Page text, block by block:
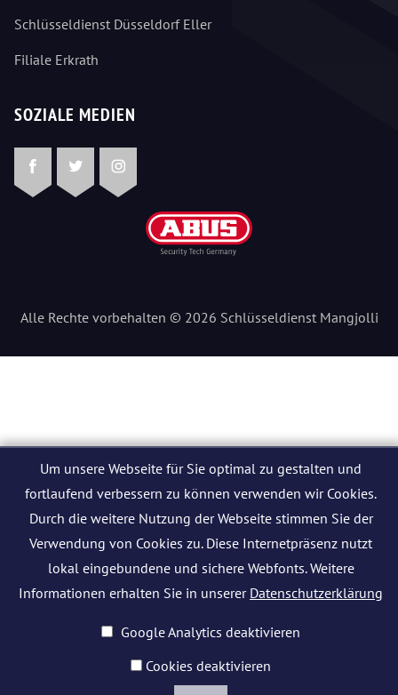
Schlüsseldienst Düsseldorf Eller
Filiale Erkrath
SOZIALE MEDIEN
FacebookTwitterInstagram
Alle Rechte vorbehalten © 2026 Schlüsseldienst Mangjolli
Um unsere Webseite für Sie optimal zu gestalten und
fortlaufend verbessern zu können verwenden wir Cookies.
Durch die weitere Nutzung der Webseite stimmen Sie der
Verwendung von Cookies zu. Diese Internetpräsenz nutzt
lokal eingebundene und sichere Webfonts. Weitere
Informationen erhalten Sie in unserer Datenschutzerklärung
Google Analytics deaktivieren
Cookies deaktivieren